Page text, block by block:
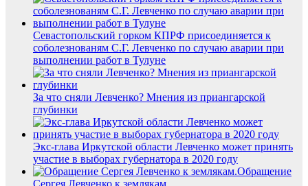
Севастопольский горком КПРФ присоединяется к
соболезнованям С.Г. Левченко по случаю аварии при
выполнении работ в Тулуне
За что сняли Левченко? Мнения из приангарской
глубинки
Экс-глава Иркутской области Левченко может принять
участие в выборах губернатора в 2020 году
Обращение
Сергея Левченко к землякам.